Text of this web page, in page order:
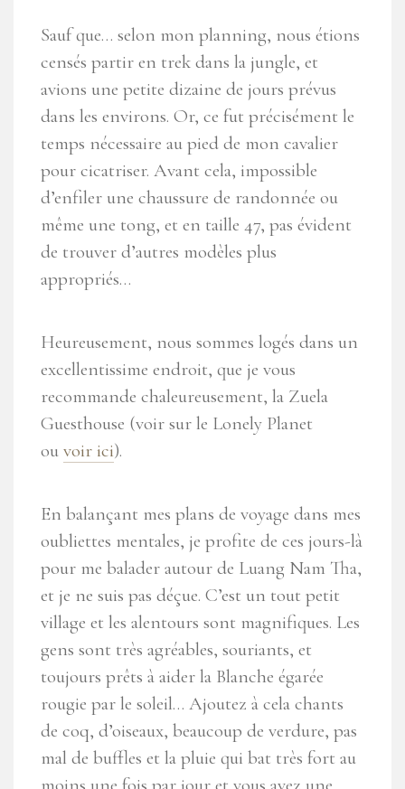
Sauf que… selon mon planning, nous étions
censés partir en trek dans la jungle, et
avions une petite dizaine de jours prévus
dans les environs. Or, ce fut précisément le
temps nécessaire au pied de mon cavalier
pour cicatriser. Avant cela, impossible
d’enfiler une chaussure de randonnée ou
même une tong, et en taille 47, pas évident
de trouver d’autres modèles plus
appropriés…
Heureusement, nous sommes logés dans un
excellentissime endroit, que je vous
recommande chaleureusement, la Zuela
Guesthouse (voir sur le Lonely Planet
ou voir ici).
En balançant mes plans de voyage dans mes
oubliettes mentales, je profite de ces jours-là
pour me balader autour de Luang Nam Tha,
et je ne suis pas déçue. C’est un tout petit
village et les alentours sont magnifiques. Les
gens sont très agréables, souriants, et
toujours prêts à aider la Blanche égarée
rougie par le soleil… Ajoutez à cela chants
de coq, d’oiseaux, beaucoup de verdure, pas
mal de buffles et la pluie qui bat très fort au